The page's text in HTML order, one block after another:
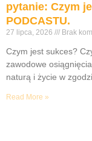
pytanie: Czym
PODCASTU.
27 lipca, 2026 Brak
Czym jest sukces?
zawodowe
naturą i życie w
Read More »